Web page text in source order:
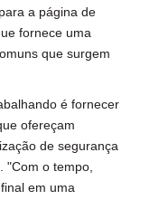
a página de
fornece uma
que surgem
é fornecer
ofereçam
de segurança
"Com o tempo,
em uma